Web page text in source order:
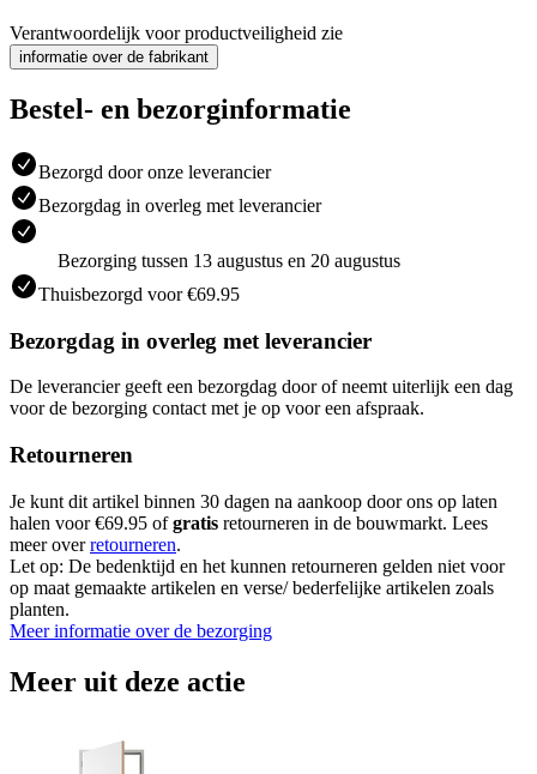
Verantwoordelijk voor productveiligheid zie
informatie over de fabrikant
Bestel- en bezorginformatie
Bezorgd door onze leverancier
Bezorgdag in overleg met leverancier
Bezorging tussen 13 augustus en 20 augustus
Thuisbezorgd voor €69.95
Bezorgdag in overleg met leverancier
De leverancier geeft een bezorgdag door of neemt uiterlijk een dag
voor de bezorging contact met je op voor een afspraak.
Retourneren
Je kunt dit artikel binnen 30 dagen na aankoop door ons op laten
halen voor €69.95 ofgratis retourneren in de bouwmarkt. Lees
meer overretourneren.
Let op: De bedenktijd en het kunnen retourneren gelden niet voor
op maat gemaakte artikelen en verse/ bederfelijke artikelen zoals
planten.
Meer informatie over de bezorging
Meer uit deze actie